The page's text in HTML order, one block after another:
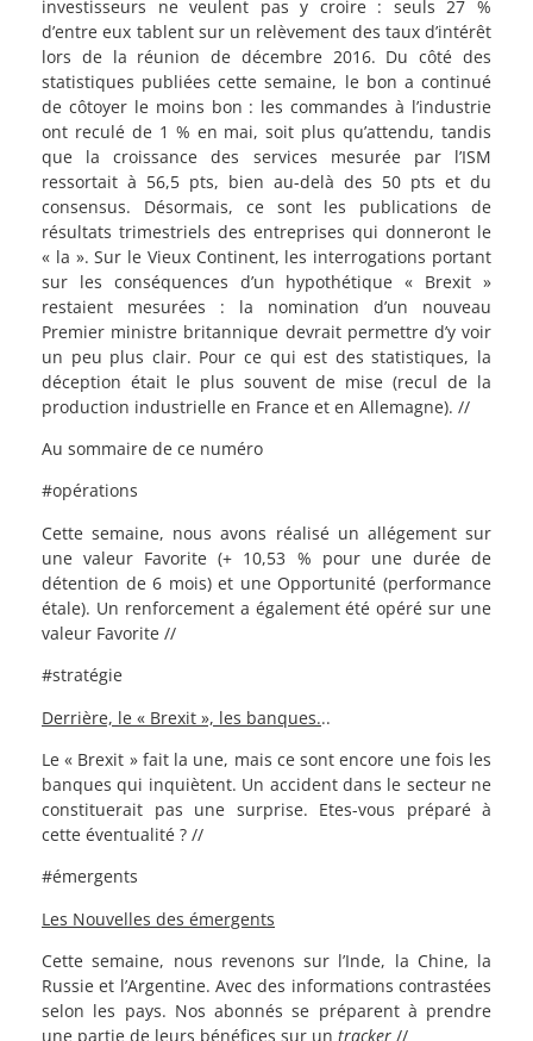
investisseurs ne veulent pas y croire : seuls 27 %
d’entre eux tablent sur un relèvement des taux d’intérêt
lors de la réunion de décembre 2016. Du côté des
statistiques publiées cette semaine, le bon a continué
de côtoyer le moins bon : les commandes à l’industrie
ont reculé de 1 % en mai, soit plus qu’attendu, tandis
que la croissance des services mesurée par l’ISM
ressortait à 56,5 pts, bien au-delà des 50 pts et du
consensus. Désormais, ce sont les publications de
résultats trimestriels des entreprises qui donneront le
« la ». Sur le Vieux Continent, les interrogations portant
sur les conséquences d’un hypothétique « Brexit »
restaient mesurées : la nomination d’un nouveau
Premier ministre britannique devrait permettre d’y voir
un peu plus clair. Pour ce qui est des statistiques, la
déception était le plus souvent de mise (recul de la
production industrielle en France et en Allemagne). //
Au sommaire de ce numéro
#opérations
Cette semaine, nous avons réalisé un allégement sur
une valeur Favorite (+ 10,53 % pour une durée de
détention de 6 mois) et une Opportunité (performance
étale). Un renforcement a également été opéré sur une
valeur Favorite //
#stratégie
Derrière, le « Brexit », les banques...
Le « Brexit » fait la une, mais ce sont encore une fois les
banques qui inquiètent. Un accident dans le secteur ne
constituerait pas une surprise. Etes-vous préparé à
cette éventualité ? //
#émergents
Les Nouvelles des émergents
Cette semaine, nous revenons sur l’Inde, la Chine, la
Russie et l’Argentine. Avec des informations contrastées
selon les pays. Nos abonnés se préparent à prendre
une partie de leurs bénéfices sur un tracker //